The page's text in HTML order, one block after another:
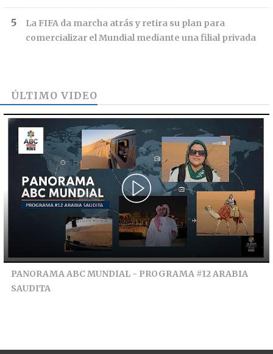
La FIFA da marcha atrás y retira su plan para
comercializar el Mundial mediante una filial privada
ÚLTIMO VIDEO
PANORAMA ABC MUNDIAL - PROGRAMA #12 ARABIA
SAUDITA